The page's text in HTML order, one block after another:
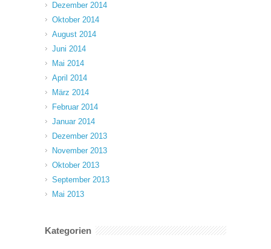
Dezember 2014
Oktober 2014
August 2014
Juni 2014
Mai 2014
April 2014
März 2014
Februar 2014
Januar 2014
Dezember 2013
November 2013
Oktober 2013
September 2013
Mai 2013
Kategorien